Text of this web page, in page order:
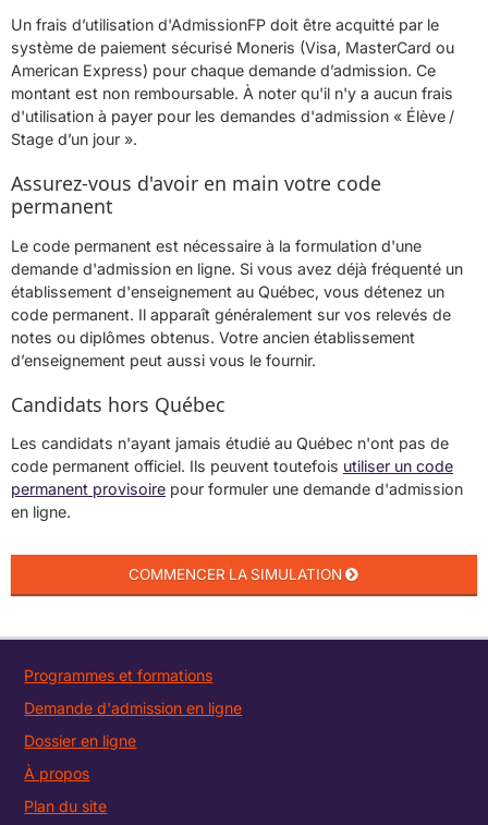
Un frais d’utilisation d'AdmissionFP doit être acquitté par le
système de paiement sécurisé Moneris (Visa, MasterCard ou
American Express) pour chaque demande d’admission. Ce
montant est non remboursable. À noter qu'il n'y a aucun frais
d'utilisation à payer pour les demandes d'admission « Élève /
Stage d’un jour ».
Assurez-vous d'avoir en main votre code
permanent
Le code permanent est nécessaire à la formulation d'une
demande d'admission en ligne. Si vous avez déjà fréquenté un
établissement d'enseignement au Québec, vous détenez un
code permanent. Il apparaît généralement sur vos relevés de
notes ou diplômes obtenus. Votre ancien établissement
d’enseignement peut aussi vous le fournir.
Candidats hors Québec
Les candidats n'ayant jamais étudié au Québec n'ont pas de
code permanent officiel. Ils peuvent toutefois utiliser un code
permanent provisoire pour formuler une demande d'admission
en ligne.
Programmes et formations
Demande d'admission en ligne
Dossier en ligne
À propos
Plan du site